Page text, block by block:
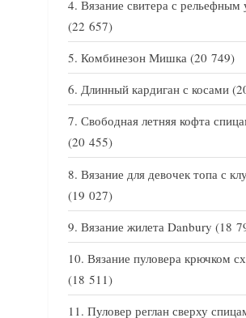
Вязание свитера с рельефным
(22 657)
Комбинезон Мишка (20 749)
Длинный кардиган с косами
Свободная летняя кофта
(20 455)
Вязание для девочек топа с
(19 027)
Вязание жилета Danbury (18
Вязание пуловера крючком
(18 511)
Пуловер реглан сверху